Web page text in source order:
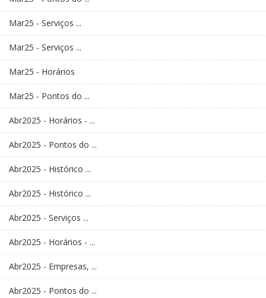
Mar25 - Serviços ...
Mar25 - Serviços ...
Mar25 - Horários
Mar25 - Pontos do ...
Abr2025 - Horários - ...
Abr2025 - Pontos do ...
Abr2025 - Histórico ...
Abr2025 - Histórico ...
Abr2025 - Serviços ...
Abr2025 - Horários - ...
Abr2025 - Empresas, ...
Abr2025 - Pontos do ...